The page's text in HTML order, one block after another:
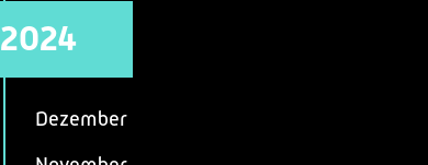
2024
Dezember